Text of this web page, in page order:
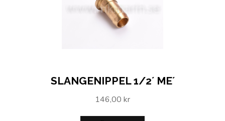
SLANGENIPPEL 1/2´ ME´
146,00 kr